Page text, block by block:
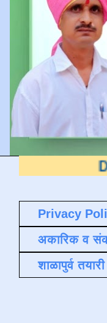
DS
Privacy
अकारिक व
शाळापुर्व